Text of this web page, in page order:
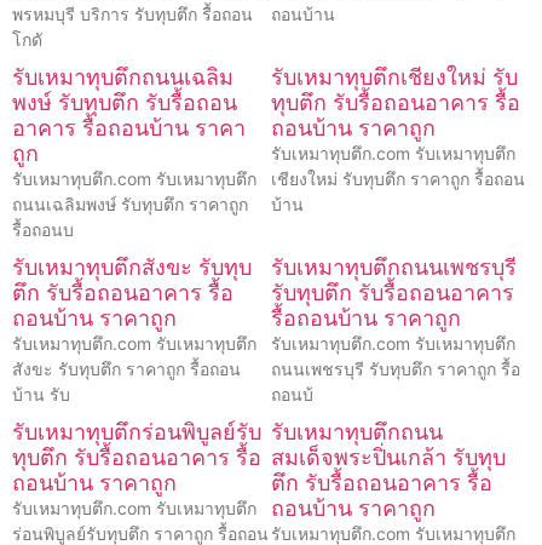
พรหมบุรี บริการ รับทุบตึก รื้อถอน
โกดั
ถอนบ้าน
รับเหมาทุบตึกถนนเฉลิม
พงษ์ รับทุบตึก รับรื้อถอน
อาคาร รื้อถอนบ้าน ราคา
ถูก
รับเหมาทุบตึก.com รับเหมาทุบตึก
ถนนเฉลิมพงษ์ รับทุบตึก ราคาถูก
รื้อถอนบ
รับเหมาทุบตึกเชียงใหม่ รับ
ทุบตึก รับรื้อถอนอาคาร รื้อ
ถอนบ้าน ราคาถูก
รับเหมาทุบตึก.com รับเหมาทุบตึก
เชียงใหม่ รับทุบตึก ราคาถูก รื้อถอน
บ้าน
รับเหมาทุบตึกสังขะ รับทุบ
ตึก รับรื้อถอนอาคาร รื้อ
ถอนบ้าน ราคาถูก
รับเหมาทุบตึก.com รับเหมาทุบตึก
สังขะ รับทุบตึก ราคาถูก รื้อถอน
บ้าน รับ
รับเหมาทุบตึกถนนเพชรบุรี
รับทุบตึก รับรื้อถอนอาคาร
รื้อถอนบ้าน ราคาถูก
รับเหมาทุบตึก.com รับเหมาทุบตึก
ถนนเพชรบุรี รับทุบตึก ราคาถูก รื้อ
ถอนบ้
รับเหมาทุบตึกร่อนพิบูลย์รับ
ทุบตึก รับรื้อถอนอาคาร รื้อ
ถอนบ้าน ราคาถูก
รับเหมาทุบตึก.com รับเหมาทุบตึก
ร่อนพิบูลย์รับทุบตึก ราคาถูก รื้อถอน
รับเหมาทุบตึกถนน
สมเด็จพระปิ่นเกล้า รับทุบ
ตึก รับรื้อถอนอาคาร รื้อ
ถอนบ้าน ราคาถูก
รับเหมาทุบตึก.com รับเหมาทุบตึก